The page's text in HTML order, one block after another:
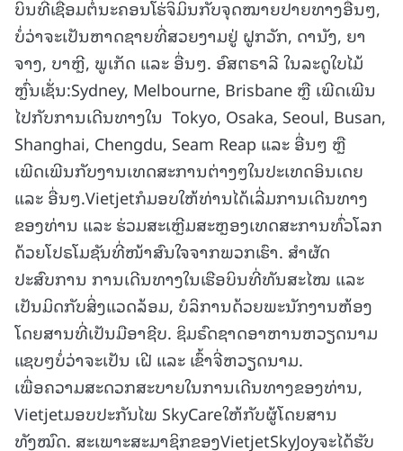
ບິນທີ່ເຊື່ອມຕໍ່ນະຄອນໂຮ່ຈິມິນກັບຈຸດໝາຍປາຍທາງອື່ນໆ,
ບໍ່ວ່າຈະເປັນຫາດຊາຍທີ່ສວຍງາມຢູ່ ຝູກວັກ, ດານັງ, ຍາ
ຈາງ, ບາຫຼີ, ພູເກັດ ແລະ ອື່ນໆ. ອົສຕຣາລີ ໃນລະດູໃບໄມ້
ຫຼົ່ນເຊັ່ນ:Sydney, Melbourne, Brisbane ຫຼື ເພີດເພີນ
ໄປກັບການເດີນທາງໃນ Tokyo, Osaka, Seoul, Busan,
Shanghai, Chengdu, Seam Reap ແລະ ອື່ນໆ ຫຼື
ເພີດເພີນກັບງານເທດສະການຕ່າງໆໃນປະເທດອິນເດຍ
ແລະ ອື່ນໆ.Vietjetກໍມອບໃຫ້ທ່ານໄດ້ເລີ່ມການເດີນທາງ
ຂອງທ່ານ ແລະ ຮ່ວມສະເຫຼີມສະຫຼອງເທດສະການທົ່ວໂລກ
ດ້ວຍໂປຣໂມຊັນທີ່ໜ້າສົນໃຈຈາກພວກເຮົາ. ສຳຜັດ
ປະສົບການ ການເດີນທາງໃນເຮືອບິນທີ່ທັນສະໄໝ ແລະ
ເປັນມິດກັບສິ່ງແວດລ້ອມ, ບໍລິການດ້ວຍພະນັກງານຫ້ອງ
ໂດຍສານທີ່ເປັນມືອາຊີບ. ຊິມຣົດຊາດອາຫານຫວຽດນາມ
ແຊບໆບໍ່ວ່າຈະເປັນ ເຝີ ແລະ ເຂົ້າຈີ່ຫວຽດນາມ.
ເພື່ອຄວາມສະດວກສະບາຍໃນການເດີນທາງຂອງທ່ານ,
Vietjetມອບປະກັນໄພ SkyCareໃຫ້ກັບຜູ້ໂດຍສານ
ທັງໝົດ. ສະເພາະສະມາຊິກຂອງVietjetSkyJoyຈະໄດ້ຮັບ